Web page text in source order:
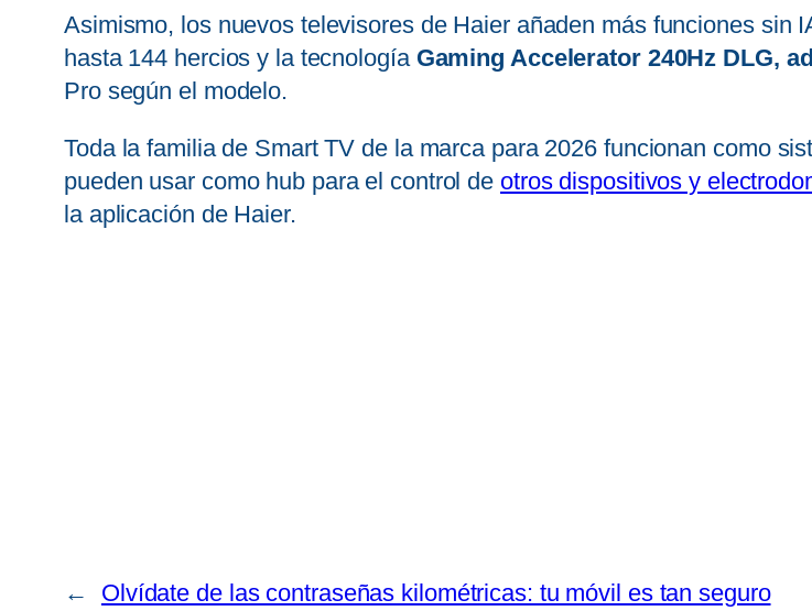
Asimismo, los nuevos televisores de Haier añaden más funciones sin
hasta 144 hercios y la tecnología Gaming Accelerator 240Hz DLG,
Pro según el modelo.
Toda la familia de Smart TV de la marca para 2026 funcionan como
pueden usar como hub para el control de otros dispositivos y
la aplicación de Haier.
←
Olvídate de las contraseñas kilométricas: tu móvil es tan seguro